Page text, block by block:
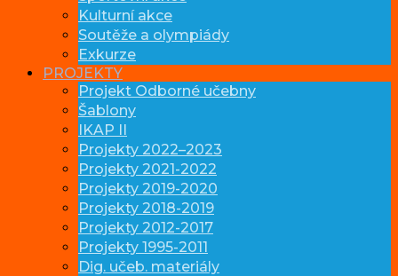
Kulturní akce
Soutěže a olympiády
Exkurze
PROJEKTY
Projekt Odborné učebny
Šablony
IKAP II
Projekty 2022–2023
Projekty 2021-2022
Projekty 2019-2020
Projekty 2018-2019
Projekty 2012-2017
Projekty 1995-2011
Dig. učeb. materiály